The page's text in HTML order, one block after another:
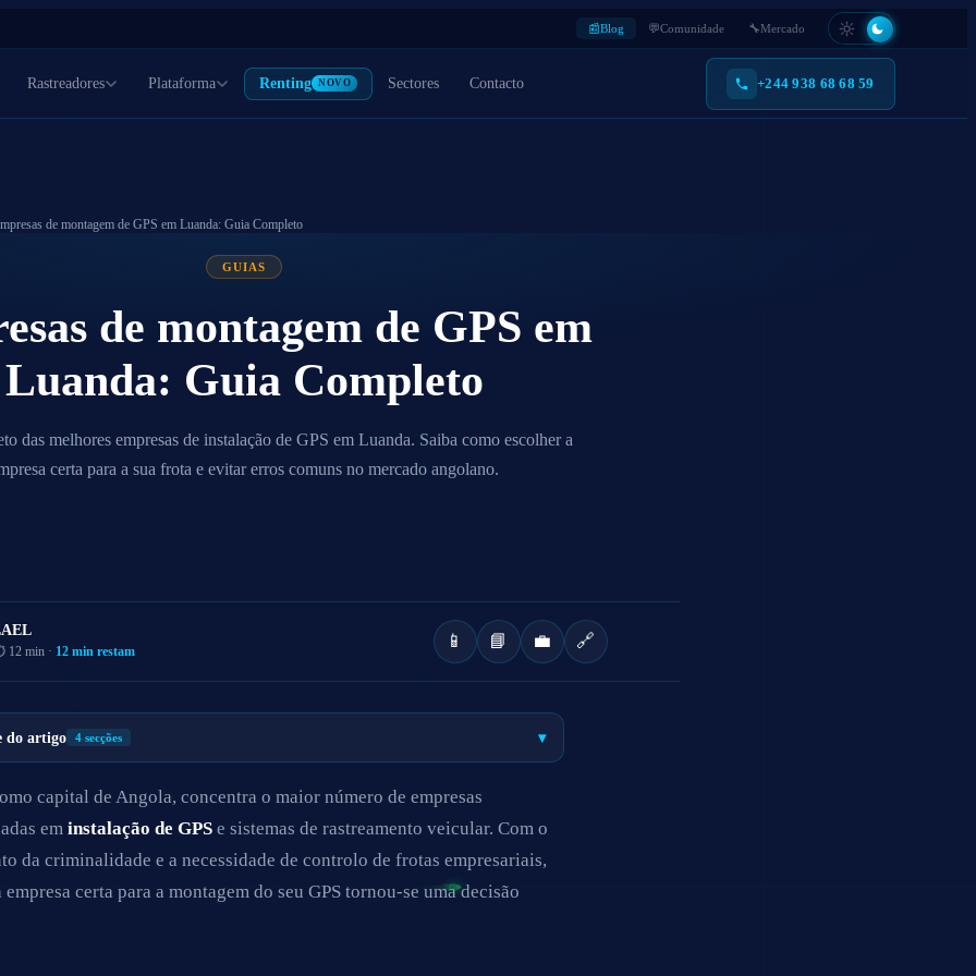
📰Blog 💬Comunidade 🔧Mercado
Rastreadores Plataforma Renting NOVO Sectores Contacto +244 938 68 68 59
Plug & play na porta OBD.
Instalação sem ferramentas.
Geral
Plataforma completa com relatórios, alertas e gestão de
de montagem de GPS em Luanda: Guia Completo
GUIAS
de montagem de GPS em
Luanda: Guia Completo
das melhores empresas de instalação de GPS em Luanda. Saiba como escolher a
certa para a sua frota e evitar erros comuns no mercado angolano.
12 min · 12 min restam 📱 📘 💼 🔗
do artigo 4 secções ▾
capital de Angola, concentra o maior número de empresas
eminstalação de GPS e sistemas de rastreamento veicular. Com o
da criminalidade e a necessidade de controlo de frotas empresariais,
empresa certa para a montagem do seu GPS tornou-se uma decisão